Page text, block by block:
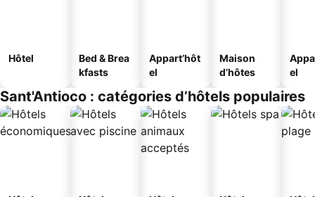
Hôtel
Bed & Brea
kfasts
Appart’hôt
el
Maison
d’hôtes
el
Sant'Antioco : catégories d’hôtels populaires